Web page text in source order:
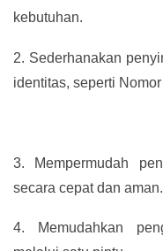
kebutuhan.
2. Sederhanakan
identitas, seperti
3.
Mempermudah
secara cepat dan aman.
4.
Memudahkan